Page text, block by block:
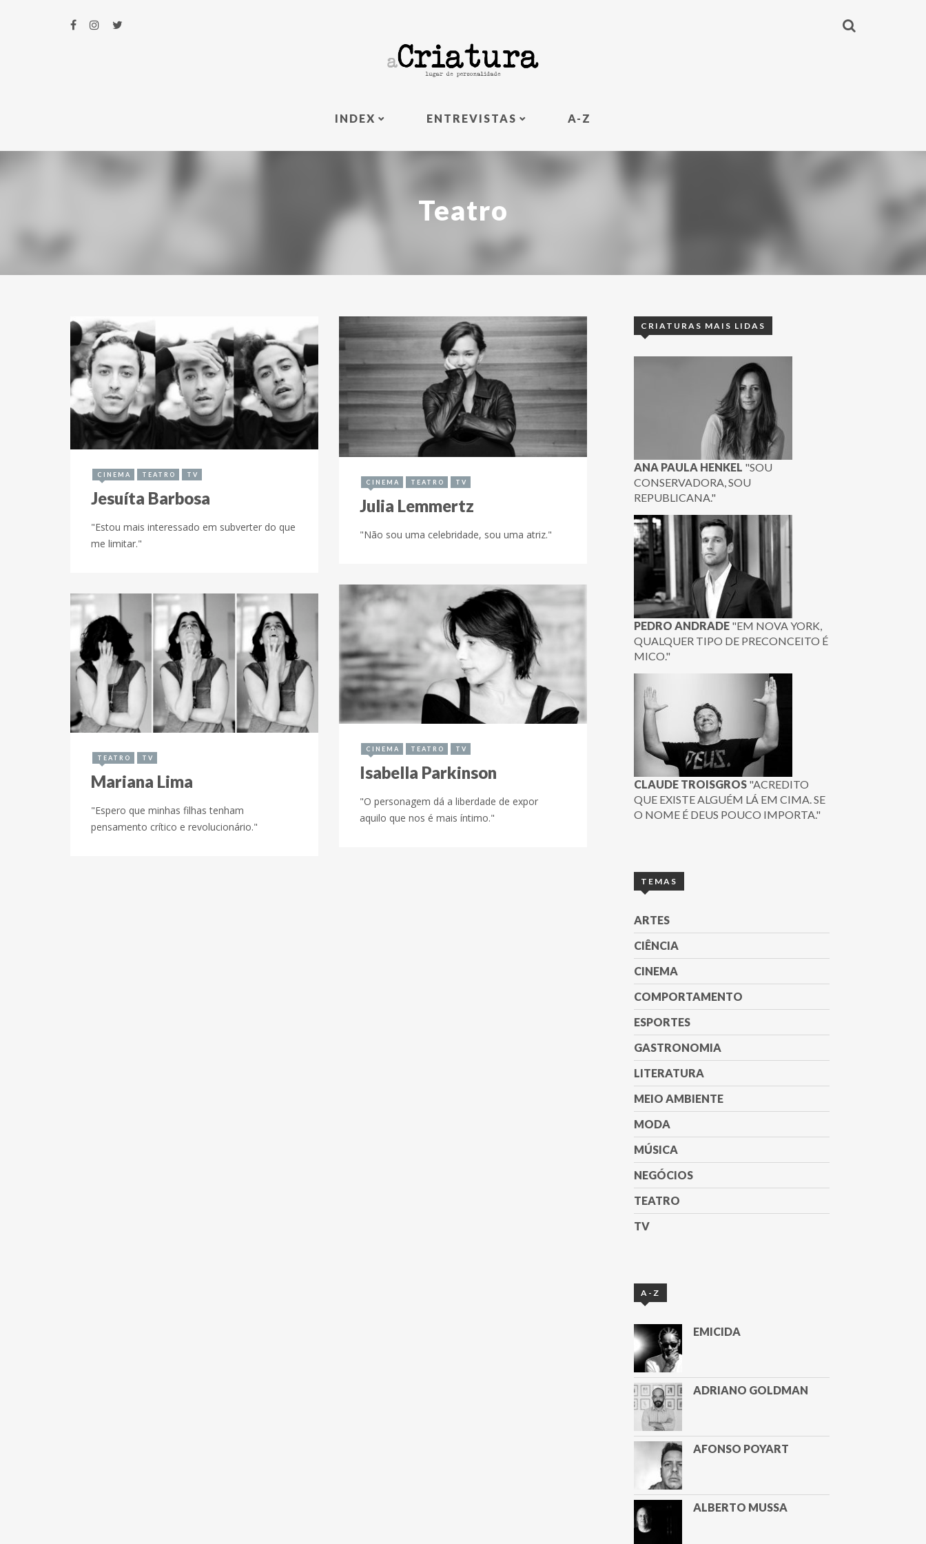
INDEX ENTREVISTAS A-Z
Teatro
CRIATURAS MAIS LIDAS
ANA PAULA HENKEL "SOU
CONSERVADORA, SOU
REPUBLICANA."
PEDRO ANDRADE "EM NOVA YORK,
QUALQUER TIPO DE PRECONCEITO É
MICO."
CLAUDE TROISGROS "ACREDITO
QUE EXISTE ALGUÉM LÁ EM CIMA. SE
O NOME É DEUS POUCO IMPORTA."
TEMAS
ARTES
CIÊNCIA
CINEMA
COMPORTAMENTO
ESPORTES
GASTRONOMIA
LITERATURA
MEIO AMBIENTE
MODA
MÚSICA
NEGÓCIOS
TEATRO
TV
A-Z
EMICIDA
ADRIANO GOLDMAN
AFONSO POYART
ALBERTO MUSSA
CINEMA TEATRO TV
Jesuíta Barbosa
"Estou mais interessado em subverter do que
me limitar."
CINEMA TEATRO TV
Julia Lemmertz
"Não sou uma celebridade, sou uma atriz."
CINEMA TEATRO TV
Isabella Parkinson
"O personagem dá a liberdade de expor
aquilo que nos é mais íntimo."
TEATRO TV
Mariana Lima
"Espero que minhas filhas tenham
pensamento crítico e revolucionário."